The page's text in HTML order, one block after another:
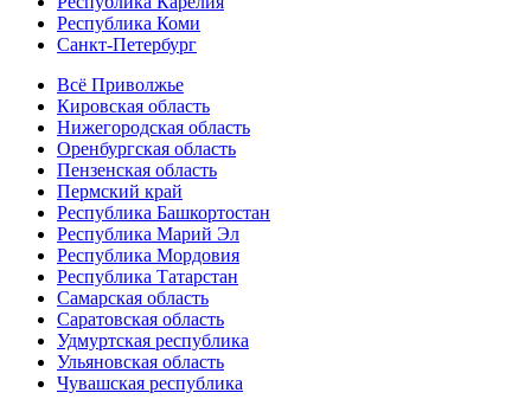
Республика Коми
Санкт-Петербург
Всё Приволжье
Кировская область
Нижегородская область
Оренбургская область
Пензенская область
Пермский край
Республика Башкортостан
Республика Марий Эл
Республика Мордовия
Республика Татарстан
Самарская область
Саратовская область
Удмуртская республика
Ульяновская область
Чувашская республика